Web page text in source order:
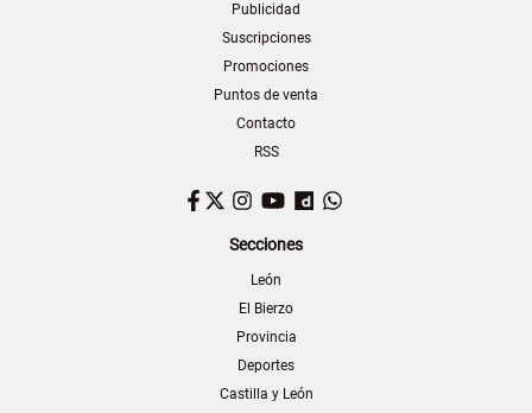
Publicidad
Suscripciones
Promociones
Puntos de venta
Contacto
RSS
Facebook
TwitterInstagram
YouTubeDailymotion
Secciones
León
El Bierzo
Provincia
Deportes
Castilla y León